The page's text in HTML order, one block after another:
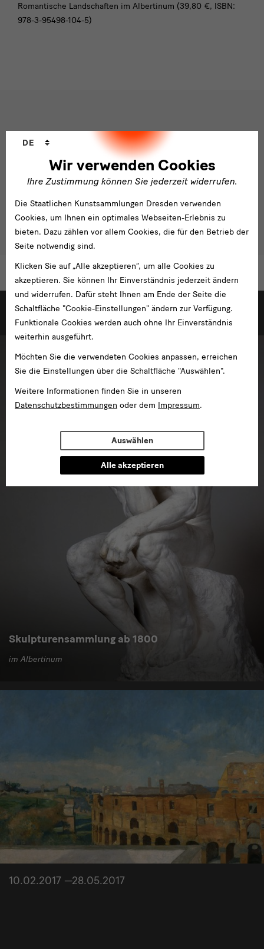
Romantische Landschaften im Albertinum (39,80 €, ISBN:
978-3-95498-104-5)
Sponsoren
Hauptförderer: Finanzgruppe
Gefördert durch: Kulturstiftung der Länder; Ernst von Siemens
Kunststiftung
Mobilitätspartner: Deutsche Bahn
Medienpartner: Dresdner Neueste Nachrichten
weitere
Ausstellungen
Weitere Ausstellungen der Staatlichen Kunstsammlungen Dresden
Skulpturensammlung ab 1800
im Albertinum
10.02.2017 —28.05.2017
Wir verwenden Cookies
Ihre Zustimmung können Sie jederzeit widerrufen.
Sprachwechsler
DE
Die Staatlichen Kunstsammlungen Dresden verwenden
Cookies, um Ihnen ein optimales Webseiten-Erlebnis zu
bieten. Dazu zählen vor allem Cookies, die für den Betrieb der
Seite notwendig sind.
Klicken Sie auf „Alle akzeptieren“, um alle Cookies zu
akzeptieren. Sie können Ihr Einverständnis jederzeit ändern
und widerrufen. Dafür steht Ihnen am Ende der Seite die
Schaltfläche "Cookie-Einstellungen" ändern zur Verfügung.
Funktionale Cookies werden auch ohne Ihr Einverständnis
weiterhin ausgeführt.
Möchten Sie die verwendeten Cookies anpassen, erreichen
Sie die Einstellungen über die Schaltfläche "Auswählen".
Weitere Informationen finden Sie in unseren
Datenschutzbestimmungen oder dem Impressum.
Auswählen
Alle akzeptieren